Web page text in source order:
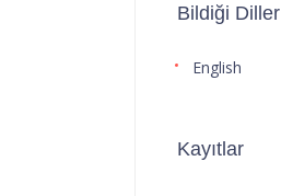
Bildiği Diller
English
Kayıtlar